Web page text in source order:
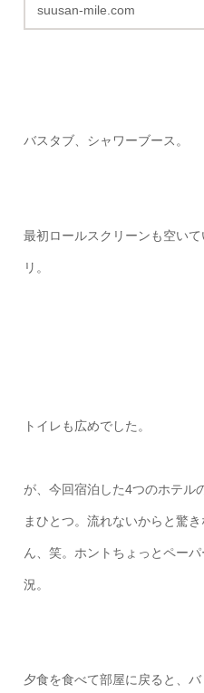
suusan-mile.com
バスタブ、シャワーブース。
最初ロールスクリーンも空い
リ。
トイレも広めでした。
が、今回宿泊した4つのホテル
まひとつ。流れないからと驚
ん、笑。ホントちょっとペー
況。
夕食を食べて部屋に戻ると、